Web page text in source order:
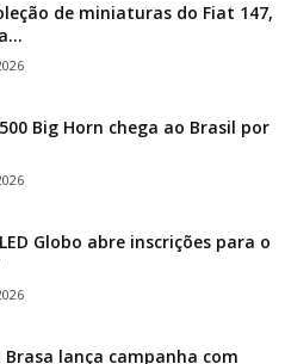
de miniaturas do Fiat 147,
Big Horn chega ao Brasil por
Globo abre inscrições para o
Brasa lança campanha com